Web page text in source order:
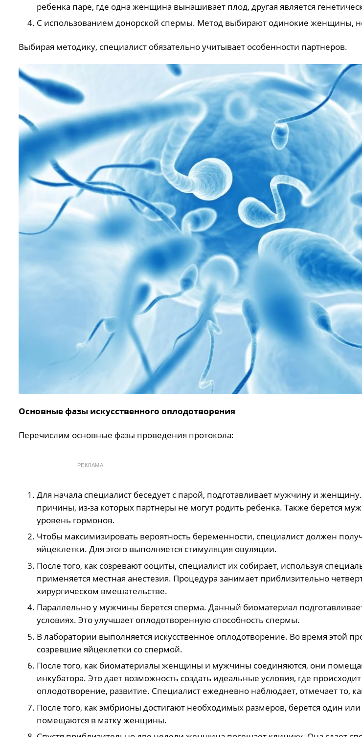
ребенка паре, где одна женщина вынашивает плод, другая является
С использованием донорской спермы. Метод выбирают одинокие женщины,
Выбирая методику, специалист обязательно учитывает особенности партнеров.
Основные фазы искусственного оплодотворения
Перечислим основные фазы проведения протокола:
РЕКЛАМА
Для начала специалист беседует с парой, подготавливает мужчину и
причины, из-за которых партнеры не могут родить ребенка. Также берется
уровень гормонов.
Чтобы максимизировать вероятность беременности, специалист должен
яйцеклетки. Для этого выполняется стимуляция овуляции.
После того, как созревают ооциты, специалист их собирает, используя
применяется местная анестезия. Процедура занимает приблизительно
хирургическом вмешательстве.
Параллельно у мужчины берется сперма. Данный биоматериал
условиях. Это улучшает оплодотворенную способность спермы.
В лаборатории выполняется искусственное оплодотворение. Во время этой
созревшие яйцеклетки со спермой.
После того, как биоматериалы женщины и мужчины соединяются, они
инкубатора. Это дает возможность создать идеальные условия, где
оплодотворение, развитие. Специалист ежедневно наблюдает, отмечает то,
После того, как эмбрионы достигают необходимых размеров, берется один
помещаются в матку женщины.